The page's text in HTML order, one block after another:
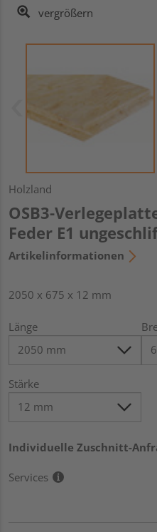
vergrößern
Holzland
OSB3-
Feder E1
Artikelinformationen
2050 x 675 x 12 mm
Länge
Stärke
Individuelle Zuschnitt-
Services